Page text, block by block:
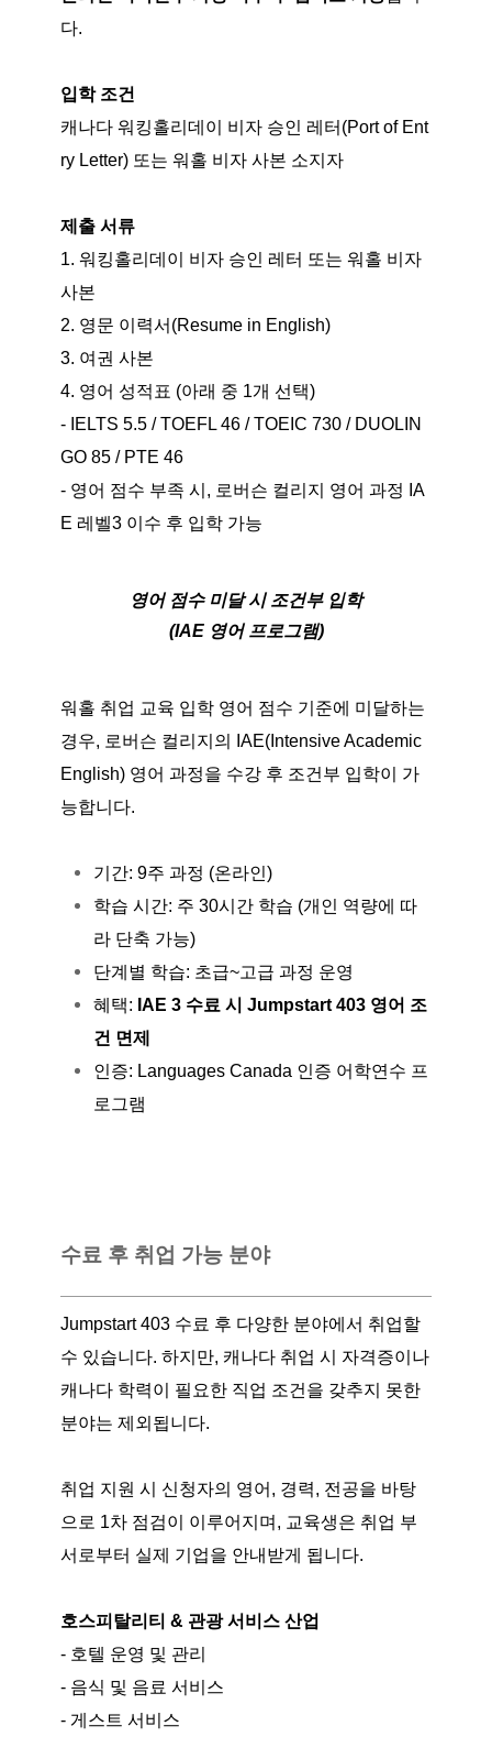
다.
입학 조건
캐나다 워킹홀리데이 비자 승인 레터(Port of Ent
ry Letter) 또는 워홀 비자 사본 소지자
제출 서류
1. 워킹홀리데이 비자 승인 레터 또는 워홀 비자
사본
2. 영문 이력서(Resume in English)
3. 여권 사본
4. 영어 성적표 (아래 중 1개 선택)
- IELTS 5.5 / TOEFL 46 / TOEIC 730 / DUOLIN
GO 85 / PTE 46
- 영어 점수 부족 시, 로버슨 컬리지 영어 과정 IA
E 레벨3 이수 후 입학 가능
영어 점수 미달 시 조건부 입학
(IAE 영어 프로그램)
워홀 취업 교육 입학 영어 점수 기준에 미달하는
경우, 로버슨 컬리지의 IAE(Intensive Academic
English) 영어 과정을 수강 후 조건부 입학이 가
능합니다.
기간: 9주 과정 (온라인)
학습 시간: 주 30시간 학습 (개인 역량에 따
라 단축 가능)
단계별 학습: 초급~고급 과정 운영
혜택: IAE 3 수료 시 Jumpstart 403 영어 조
건 면제
인증: Languages Canada 인증 어학연수 프
로그램
수료 후 취업 가능 분야
Jumpstart 403 수료 후 다양한 분야에서 취업할
수 있습니다. 하지만, 캐나다 취업 시 자격증이나
캐나다 학력이 필요한 직업 조건을 갖추지 못한
분야는 제외됩니다.
취업 지원 시 신청자의 영어, 경력, 전공을 바탕
으로 1차 점검이 이루어지며, 교육생은 취업 부
서로부터 실제 기업을 안내받게 됩니다.
호스피탈리티 & 관광 서비스 산업
- 호텔 운영 및 관리
- 음식 및 음료 서비스
- 게스트 서비스